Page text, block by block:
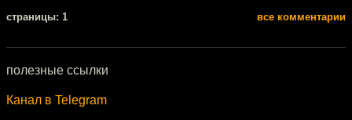
cтраницы: 1 все комментарии
полезные ссылки
Канал в Telegram